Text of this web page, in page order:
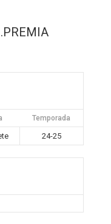
Temporada
24-25